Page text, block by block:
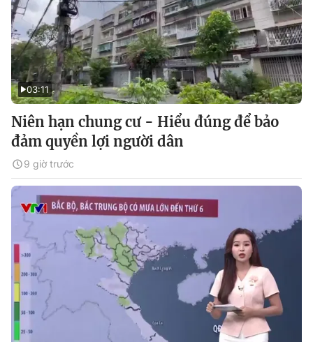
03:11
Niên hạn chung cư - Hiểu đúng để bảo
đảm quyền lợi người dân
9 giờ trước